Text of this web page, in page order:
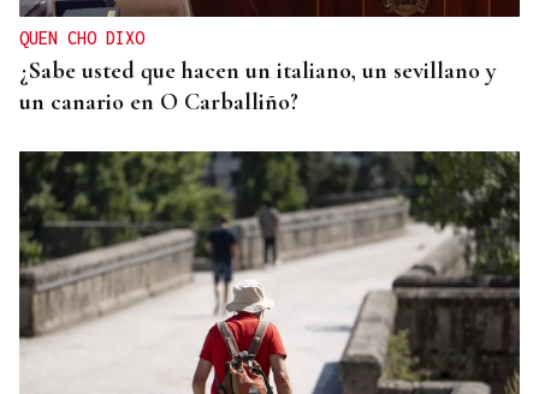
QUEN CHO DIXO
¿Sabe usted que hacen un italiano, un sevillano y
un canario en O Carballiño?